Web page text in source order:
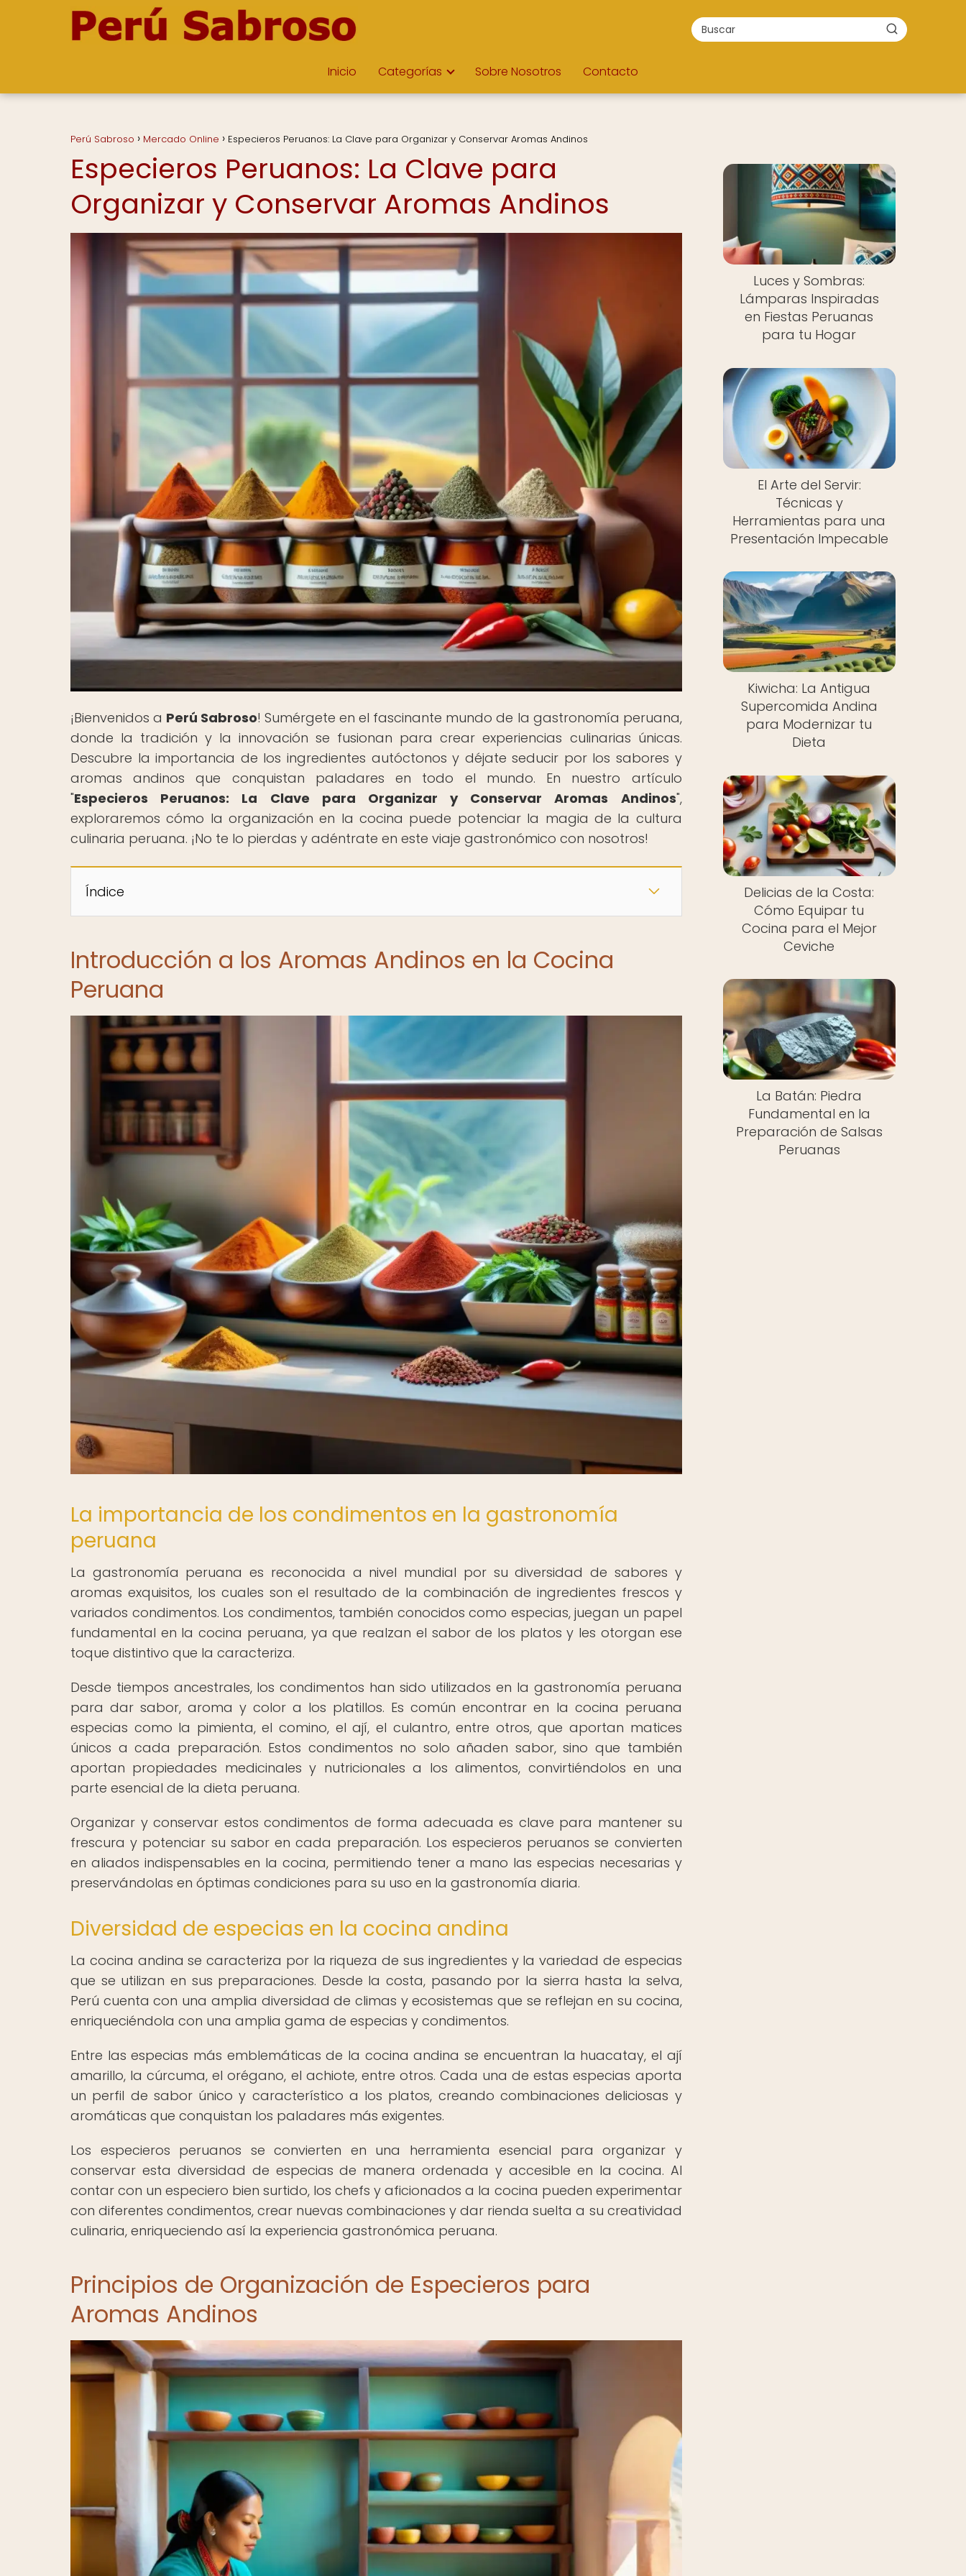
Inicio Categorías Sobre Nosotros Contacto
Perú Sabroso Mercado Online Especieros Peruanos: La Clave para Organizar y Conservar Aromas Andinos
Especieros Peruanos: La Clave para
Organizar y Conservar Aromas Andinos
¡Bienvenidos a Perú Sabroso! Sumérgete en el fascinante mundo de la gastronomía peruana,
donde la tradición y la innovación se fusionan para crear experiencias culinarias únicas.
Descubre la importancia de los ingredientes autóctonos y déjate seducir por los sabores y
aromas andinos que conquistan paladares en todo el mundo. En nuestro artículo
"Especieros Peruanos: La Clave para Organizar y Conservar Aromas Andinos",
exploraremos cómo la organización en la cocina puede potenciar la magia de la cultura
culinaria peruana. ¡No te lo pierdas y adéntrate en este viaje gastronómico con nosotros!
Índice
Introducción a los Aromas Andinos en la Cocina
Peruana
La importancia de los condimentos en la gastronomía
peruana
La gastronomía peruana es reconocida a nivel mundial por su diversidad de sabores y
aromas exquisitos, los cuales son el resultado de la combinación de ingredientes frescos y
variados condimentos. Los condimentos, también conocidos como especias, juegan un papel
fundamental en la cocina peruana, ya que realzan el sabor de los platos y les otorgan ese
toque distintivo que la caracteriza.
Desde tiempos ancestrales, los condimentos han sido utilizados en la gastronomía peruana
para dar sabor, aroma y color a los platillos. Es común encontrar en la cocina peruana
especias como la pimienta, el comino, el ají, el culantro, entre otros, que aportan matices
únicos a cada preparación. Estos condimentos no solo añaden sabor, sino que también
aportan propiedades medicinales y nutricionales a los alimentos, convirtiéndolos en una
parte esencial de la dieta peruana.
Organizar y conservar estos condimentos de forma adecuada es clave para mantener su
frescura y potenciar su sabor en cada preparación. Los especieros peruanos se convierten
en aliados indispensables en la cocina, permitiendo tener a mano las especias necesarias y
preservándolas en óptimas condiciones para su uso en la gastronomía diaria.
Diversidad de especias en la cocina andina
La cocina andina se caracteriza por la riqueza de sus ingredientes y la variedad de especias
que se utilizan en sus preparaciones. Desde la costa, pasando por la sierra hasta la selva,
Perú cuenta con una amplia diversidad de climas y ecosistemas que se reflejan en su cocina,
enriqueciéndola con una amplia gama de especias y condimentos.
Entre las especias más emblemáticas de la cocina andina se encuentran la huacatay, el ají
amarillo, la cúrcuma, el orégano, el achiote, entre otros. Cada una de estas especias aporta
un perfil de sabor único y característico a los platos, creando combinaciones deliciosas y
aromáticas que conquistan los paladares más exigentes.
Los especieros peruanos se convierten en una herramienta esencial para organizar y
conservar esta diversidad de especias de manera ordenada y accesible en la cocina. Al
contar con un especiero bien surtido, los chefs y aficionados a la cocina pueden experimentar
con diferentes condimentos, crear nuevas combinaciones y dar rienda suelta a su creatividad
culinaria, enriqueciendo así la experiencia gastronómica peruana.
Principios de Organización de Especieros para
Aromas Andinos
Luces y Sombras:
Lámparas Inspiradas
en Fiestas Peruanas
para tu Hogar
El Arte del Servir:
Técnicas y
Herramientas para una
Presentación Impecable
Kiwicha: La Antigua
Supercomida Andina
para Modernizar tu
Dieta
Delicias de la Costa:
Cómo Equipar tu
Cocina para el Mejor
Ceviche
La Batán: Piedra
Fundamental en la
Preparación de Salsas
Peruanas